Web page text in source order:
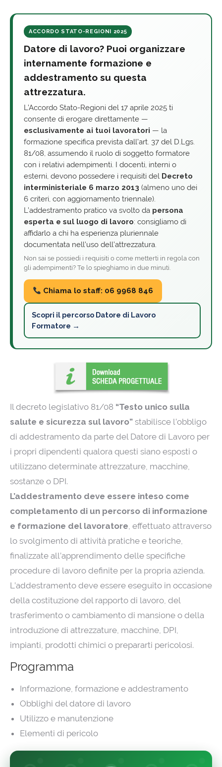
ACCORDO STATO-REGIONI 2025
Datore di lavoro? Puoi organizzare
internamente formazione e
addestramento su questa
attrezzatura.
L’Accordo Stato-Regioni del 17 aprile 2025 ti
consente di erogare direttamente —
esclusivamente ai tuoi lavoratori — la
formazione specifica prevista dall’art. 37 del D.Lgs.
81/08, assumendo il ruolo di soggetto formatore
con i relativi adempimenti. I docenti, interni o
esterni, devono possedere i requisiti del Decreto
interministeriale 6 marzo 2013 (almeno uno dei
6 criteri, con aggiornamento triennale).
L’addestramento pratico va svolto da persona
esperta e sul luogo di lavoro: consigliamo di
affidarlo a chi ha esperienza pluriennale
documentata nell’uso dell’attrezzatura.
Non sai se possiedi i requisiti o come metterti in regola con
gli adempimenti? Te lo spieghiamo in due minuti.
Chiama lo staff: 06 9968 846
Scopri il percorso Datore di Lavoro
Formatore →
Il decreto legislativo 81/08 “Testo unico sulla
salute e sicurezza sul lavoro” stabilisce l’obbligo
di addestramento da parte del Datore di Lavoro per
i propri dipendenti qualora questi siano esposti o
utilizzano determinate attrezzature, macchine,
sostanze o DPI.
L’addestramento deve essere inteso come
completamento di un percorso di informazione
e formazione del lavoratore , effettuato attraverso
lo svolgimento di attività pratiche e teoriche,
finalizzate all’apprendimento delle specifiche
procedure di lavoro definite per la propria azienda.
L’addestramento deve essere eseguito in occasione
della costituzione del rapporto di lavoro, del
trasferimento o cambiamento di mansione o della
introduzione di attrezzature, macchine, DPI,
impianti, prodotti chimici o prepararti pericolosi.
Programma
Informazione, formazione e addestramento
Obblighi del datore di lavoro
Utilizzo e manutenzione
Elementi di pericolo